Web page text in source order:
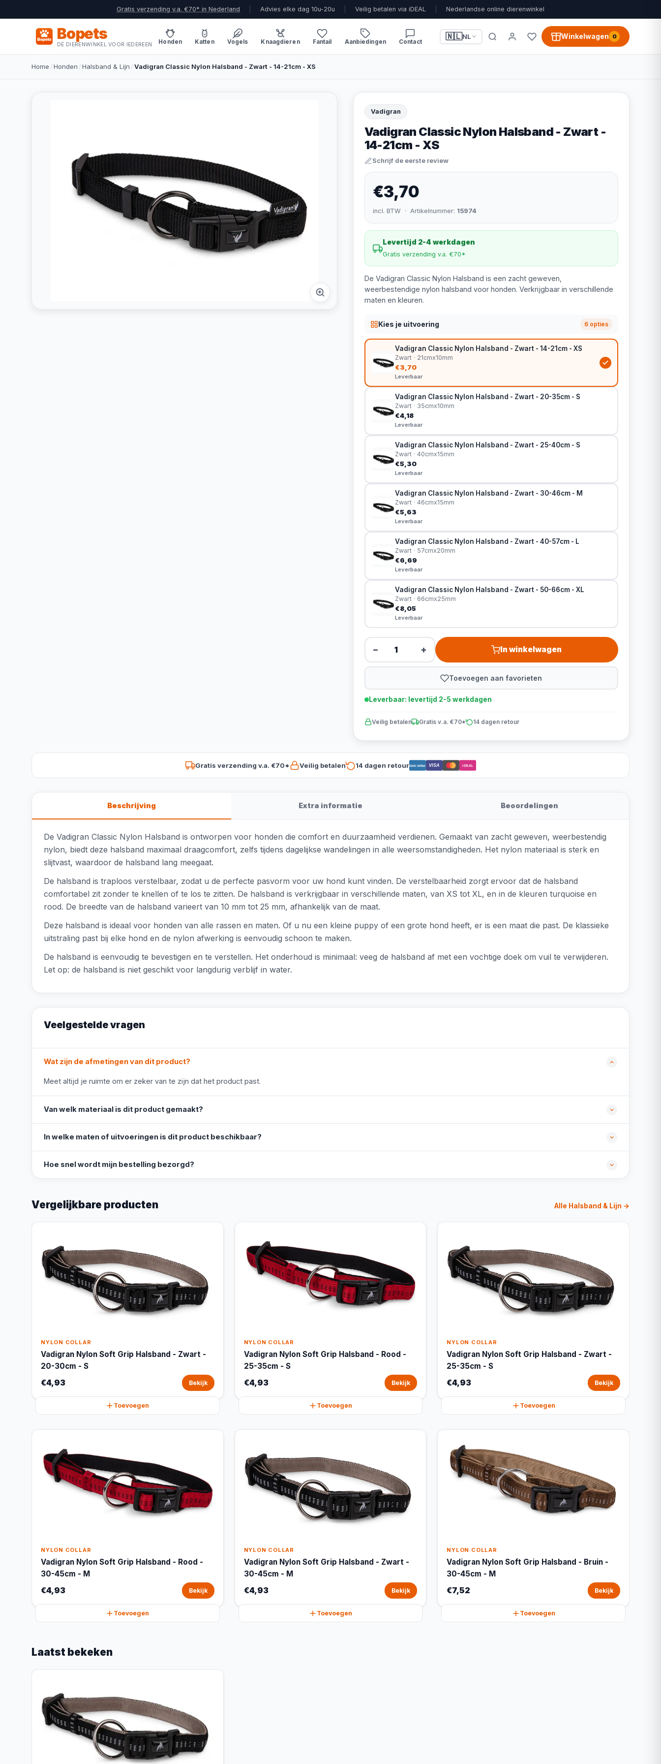
Gratis verzending v.a. €70* in Nederland Advies elke dag 10u-20u Veilig betalen via iDEAL Nederlandse online dierenwinkel
Bopets
DE DIERENWINKEL VOOR IEDEREEN Honden Katten Vogels Knaagdieren Fantail Aanbiedingen Contact
🇳🇱NL Winkelwagen 0
Home /Honden /Halsband & Lijn /Vadigran Classic Nylon Halsband - Zwart - 14-21cm - XS
Vadigran
Vadigran Classic Nylon Halsband - Zwart -
14-21cm - XS
Schrijf de eerste review
€3,70
incl. BTW · Artikelnummer: 15974
Levertijd 2-4 werkdagen
Gratis verzending v.a. €70*
De Vadigran Classic Nylon Halsband is een zacht geweven,
weerbestendige nylon halsband voor honden. Verkrijgbaar in verschillende
maten en kleuren.
Kies je uitvoering 6 opties
Vadigran Classic Nylon Halsband - Zwart - 14-21cm - XS
Zwart · 21cmx10mm
€3,70
Leverbaar
Vadigran Classic Nylon Halsband - Zwart - 20-35cm - S
Zwart · 35cmx10mm
€4,18
Leverbaar
Vadigran Classic Nylon Halsband - Zwart - 25-40cm - S
Zwart · 40cmx15mm
€5,30
Leverbaar
Vadigran Classic Nylon Halsband - Zwart - 30-46cm - M
Zwart · 46cmx15mm
€5,63
Leverbaar
Vadigran Classic Nylon Halsband - Zwart - 40-57cm - L
Zwart · 57cmx20mm
€6,69
Leverbaar
Vadigran Classic Nylon Halsband - Zwart - 50-66cm - XL
Zwart · 66cmx25mm
€8,05
Leverbaar
− + In winkelwagen
Toevoegen aan favorieten
Leverbaar: levertijd 2-5 werkdagen
Veilig betalen Gratis v.a. €70* 14 dagen retour
Gratis verzending v.a. €70* Veilig betalen 14 dagen retourBancontact VISA iDEAL
Beschrijving Extra informatie Beoordelingen
De Vadigran Classic Nylon Halsband is ontworpen voor honden die comfort en duurzaamheid verdienen. Gemaakt van zacht geweven, weerbestendig
nylon, biedt deze halsband maximaal draagcomfort, zelfs tijdens dagelijkse wandelingen in alle weersomstandigheden. Het nylon materiaal is sterk en
slijtvast, waardoor de halsband lang meegaat.
De halsband is traploos verstelbaar, zodat u de perfecte pasvorm voor uw hond kunt vinden. De verstelbaarheid zorgt ervoor dat de halsband
comfortabel zit zonder te knellen of te los te zitten. De halsband is verkrijgbaar in verschillende maten, van XS tot XL, en in de kleuren turquoise en
rood. De breedte van de halsband varieert van 10 mm tot 25 mm, afhankelijk van de maat.
Deze halsband is ideaal voor honden van alle rassen en maten. Of u nu een kleine puppy of een grote hond heeft, er is een maat die past. De klassieke
uitstraling past bij elke hond en de nylon afwerking is eenvoudig schoon te maken.
De halsband is eenvoudig te bevestigen en te verstellen. Het onderhoud is minimaal: veeg de halsband af met een vochtige doek om vuil te verwijderen.
Let op: de halsband is niet geschikt voor langdurig verblijf in water.
Veelgestelde vragen
Wat zijn de afmetingen van dit product?
Meet altijd je ruimte om er zeker van te zijn dat het product past.
Van welk materiaal is dit product gemaakt?
In welke maten of uitvoeringen is dit product beschikbaar?
Hoe snel wordt mijn bestelling bezorgd?
Vergelijkbare producten Alle Halsband & Lijn →
NYLON COLLAR
Vadigran Nylon Soft Grip Halsband - Zwart -
20-30cm - S
€4,93 Bekijk
Toevoegen
NYLON COLLAR
Vadigran Nylon Soft Grip Halsband - Rood -
25-35cm - S
€4,93 Bekijk
Toevoegen
NYLON COLLAR
Vadigran Nylon Soft Grip Halsband - Zwart -
25-35cm - S
€4,93 Bekijk
Toevoegen
NYLON COLLAR
Vadigran Nylon Soft Grip Halsband - Rood -
30-45cm - M
€4,93 Bekijk
Toevoegen
NYLON COLLAR
Vadigran Nylon Soft Grip Halsband - Zwart -
30-45cm - M
€4,93 Bekijk
Toevoegen
NYLON COLLAR
Vadigran Nylon Soft Grip Halsband - Bruin -
30-45cm - M
€7,52 Bekijk
Toevoegen
Laatst bekeken